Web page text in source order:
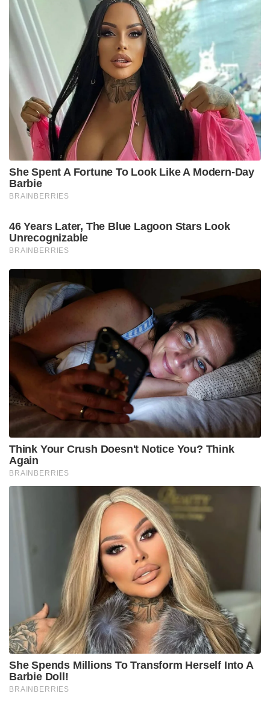
She Spent A Fortune To Look Like A Modern-Day
Barbie
BRAINBERRIES
46 Years Later, The Blue Lagoon Stars Look
Unrecognizable
BRAINBERRIES
Think Your Crush Doesn't Notice You? Think
Again
BRAINBERRIES
She Spends Millions To Transform Herself Into A
Barbie Doll!
BRAINBERRIES